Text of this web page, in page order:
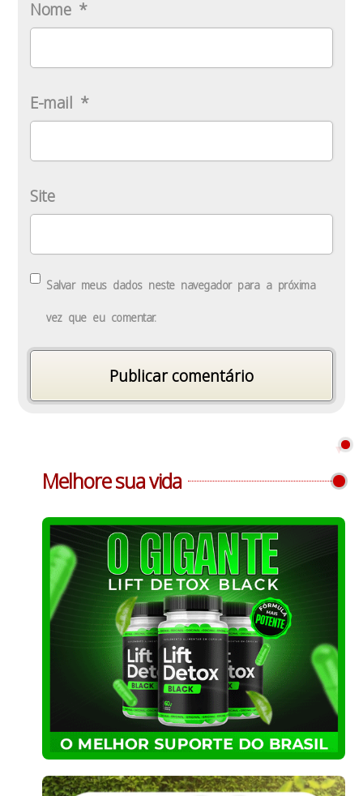
Nome *
E-mail *
Site
Salvar meus dados neste navegador para a próxima
vez que eu comentar.
Melhore sua vida